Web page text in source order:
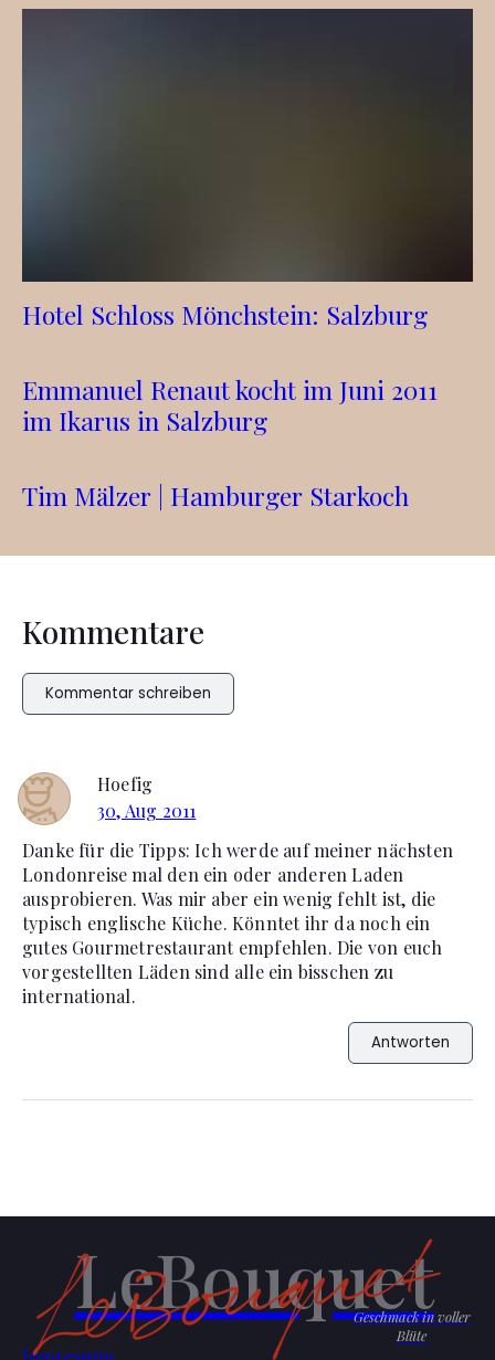
Hotel Schloss Mönchstein: Salzburg
Emmanuel Renaut kocht im Juni 2011
im Ikarus in Salzburg
Tim Mälzer | Hamburger Starkoch
Kommentare
Kommentar schreiben
Hoefig
30, Aug 2011
Danke für die Tipps: Ich werde auf meiner nächsten
Londonreise mal den ein oder anderen Laden
ausprobieren. Was mir aber ein wenig fehlt ist, die
typisch englische Küche. Könntet ihr da noch ein
gutes Gourmetrestaurant empfehlen. Die von euch
vorgestellten Läden sind alle ein bisschen zu
international.
Antworten
LeBouquet
Geschmack in voller
Blüte